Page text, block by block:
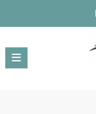
treści